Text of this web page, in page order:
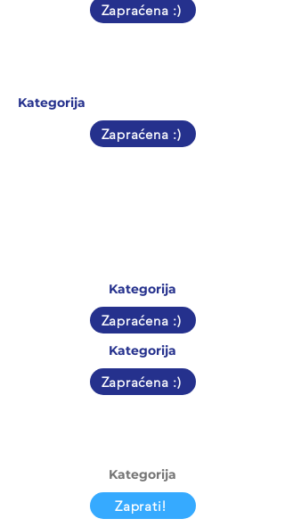
Zapraćena :)
Kategorija
Zapraćena :)
Kategorija
Zapraćena :)
Kategorija
Zapraćena :)
Kategorija
Zaprati!